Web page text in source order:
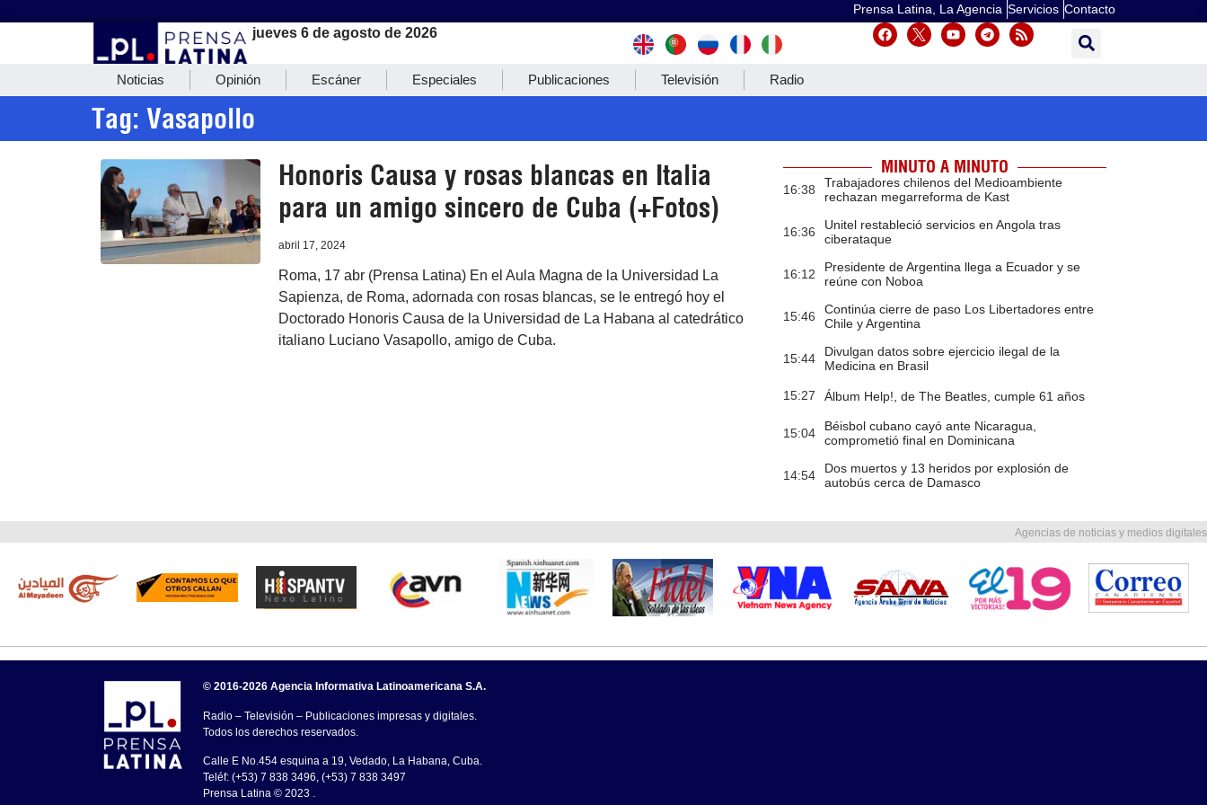
Prensa Latina, La Agencia Servicios Contacto
jueves 6 de agosto de 2026
Noticias Opinión Escáner Especiales Publicaciones Televisión Radio
Tag: Vasapollo
Honoris Causa y rosas blancas en Italia
para un amigo sincero de Cuba (+Fotos)
abril 17, 2024
Roma, 17 abr (Prensa Latina) En el Aula Magna de la Universidad La
Sapienza, de Roma, adornada con rosas blancas, se le entregó hoy el
Doctorado Honoris Causa de la Universidad de La Habana al catedrático
italiano Luciano Vasapollo, amigo de Cuba.
MINUTO A MINUTO
16:38
Trabajadores chilenos del Medioambiente
rechazan megarreforma de Kast
16:36
Unitel restableció servicios en Angola tras
ciberataque
16:12
Presidente de Argentina llega a Ecuador y se
reúne con Noboa
15:46
Continúa cierre de paso Los Libertadores entre
Chile y Argentina
15:44
Divulgan datos sobre ejercicio ilegal de la
Medicina en Brasil
15:27 Álbum Help!, de The Beatles, cumple 61 años
15:04
Béisbol cubano cayó ante Nicaragua,
comprometió final en Dominicana
14:54
Dos muertos y 13 heridos por explosión de
autobús cerca de Damasco
Agencias de noticias y medios digitales
© 2016-2026 Agencia Informativa Latinoamericana S.A.
Radio – Televisión – Publicaciones impresas y digitales.
Todos los derechos reservados.
Calle E No.454 esquina a 19, Vedado, La Habana, Cuba.
Teléf: (+53) 7 838 3496, (+53) 7 838 3497
Prensa Latina © 2023 .